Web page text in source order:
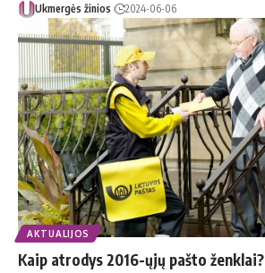
Ukmergės žinios 2024-06-06
AKTUALIJOS
Kaip atrodys 2016-ųjų pašto ženklai?